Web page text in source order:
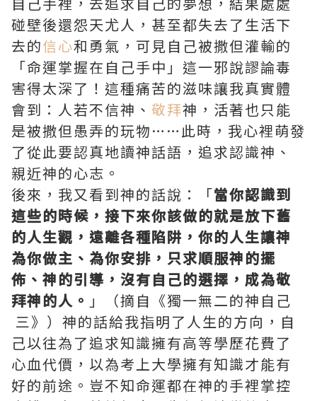
碰壁後還怨天尤人，甚至都失去了生活下
去的信心和勇氣，可見自己被撒但灌輸的
「命運掌握在自己手中」這一邪說謬論毒
害得太深了！這種痛苦的滋味讓我真實體
會到：人若不信神、 敬拜神，活著也只能
是被撒但愚弄的玩物……此時，我心裡萌發
了從此要認真地讀神話語，追求認識神、
親近神的心志。
後來，我又看到神的話說：「當你認識到
這些的時候，接下來你該做的就是放下舊
的人生觀，遠離各種陷阱，你的人生讓神
為你做主、為你安排，只求順服神的擺
佈、神的引導，沒有自己的選擇，成為敬
拜神的人。 」（摘自《獨一無二的神自己
三》）神的話給我指明了人生的方向，自
己以往為了追求知識擁有高等學歷花費了
心血代價，以為考上大學擁有知識才能有
好的前途。豈不知命運都在神的手裡掌控